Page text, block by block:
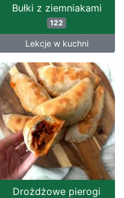
Bułki z ziemniakami
122
Lekcje w kuchni
Drożdżowe pierogi